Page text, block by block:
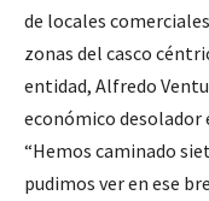
de locales
zonas del casco
entidad, Alfredo
económico desolador
“Hemos caminado
pudimos ver en ese